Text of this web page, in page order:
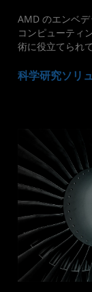
AMD のエンベ
コンピューティ
術に役立てられ
科学研究ソリ